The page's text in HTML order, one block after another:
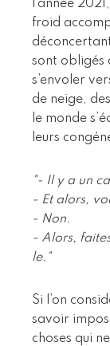
l’année
froid
sont obligés
s’envoler
de neige,
le monde
leurs
"- Il y a un
- Et alors,
- Non.
- Alors,
le."
Si l’on
savoir
choses qui